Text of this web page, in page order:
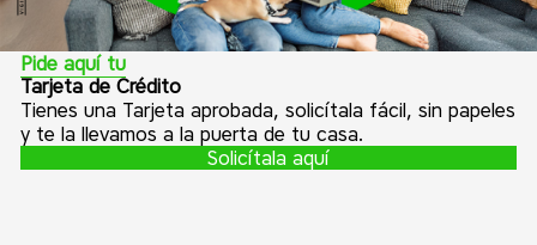
Pide aquí tu
Tarjeta de Crédito
Tienes una Tarjeta aprobada, solicítala fácil, sin papeles
y te la llevamos a la puerta de tu casa.
Solicítala aquí